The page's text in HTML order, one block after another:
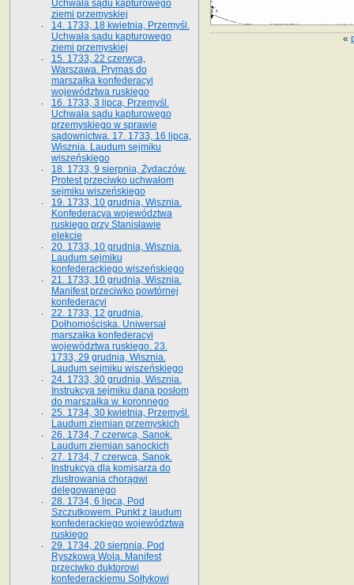
«
Uchwała sądu kapturowego
ziemi przemyskiej
14. 1733, 18 kwietnia, Przemyśl.
Uchwała sądu kapturowego
ziemi przemyskiej
15. 1733, 22 czerwca,
Warszawa. Prymas do
marszałka konfederacyi
województwa ruskiego
16. 1733, 3 lipca, Przemyśl.
Uchwała sądu kapturowego
przemyskiego w sprawie
sądownictwa. 17. 1733, 16 lipca,
Wisznia. Laudum sejmiku
wiszeńskiego
18. 1733, 9 sierpnia, Żydaczów.
Protest przeciwko uchwałom
sejmiku wiszeńskiego
19. 1733, 10 grudnia, Wisznia.
Konfederacya województwa
ruskiego przy Stanisławie
elekcie
20. 1733, 10 grudnia, Wisznia.
Laudum sejmiku
konfederackiego wiszeńskiego
21. 1733, 10 grudnia, Wisznia.
Manifest przeciwko powtórnej
konfederacyi
22. 1733, 12 grudnia,
Dołhomościska. Uniwersał
marszałka konfederacyi
województwa ruskiego. 23.
1733, 29 grudnia, Wisznia.
Laudum sejmiku wiszeńskiego
24. 1733, 30 grudnia, Wisznia.
Instrukcya sejmiku dana posłom
do marszałka w. koronnego
25. 1734, 30 kwietnia, Przemyśl.
Laudum ziemian przemyskich
26. 1734, 7 czerwca, Sanok.
Laudum ziemian sanockich
27. 1734, 7 czerwca, Sanok.
Instrukcya dla komisarza do
zlustrowania chorągwi
delegowanego
28. 1734, 6 lipca, Pod
Szczutkowem. Punkt z laudum
konfederackiego województwa
ruskiego
29. 1734, 20 sierpnia, Pod
Ryszkową Wolą. Manifest
przeciwko duktorowi
konfederackiemu Sołtykowi